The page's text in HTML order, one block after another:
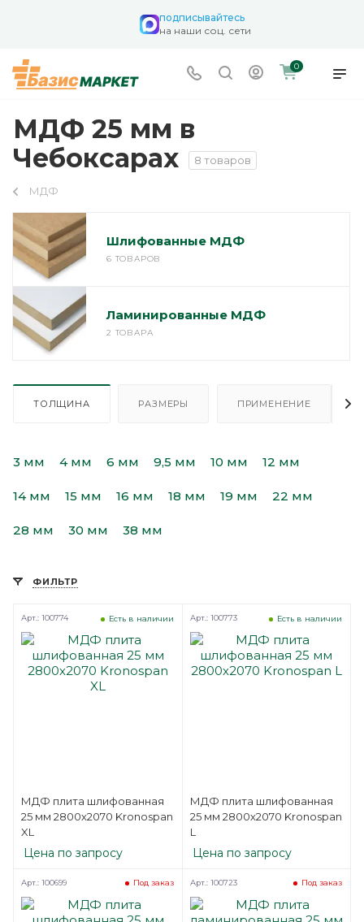
подписывайтесь
на наши соц. сети
0
МДФ 25 мм в
Чебоксарах
8 товаров
МДФ
Шлифованные МДФ
6 ТОВАРОВ
Ламинированные МДФ
2 ТОВАРА
ТОЛЩИНА РАЗМЕРЫ ПРИМЕНЕНИЕ
3 мм 4 мм 6 мм 9,5 мм 10 мм 12 мм
14 мм 15 мм 16 мм 18 мм 19 мм 22 мм
28 мм 30 мм 38 мм
ФИЛЬТР
МДФ плита шлифованная
25 мм 2800х2070 Kronospan
XL
Есть в наличии
Арт.: 100774
Цена по запросу
МДФ плита шлифованная
25 мм 2800х2070 Kronospan
L
Есть в наличии
Арт.: 100773
Цена по запросу
Под заказ
Арт.: 100699 Под заказ
Арт.: 100723